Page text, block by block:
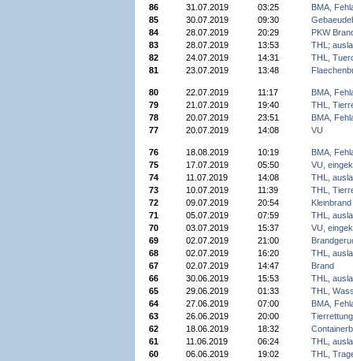
86
31.07.2019 03:25
BMA,
85
30.07.2019 09:30
84
28.07.2019 20:29
PKW
83
28.07.2019 13:53
THL;
82
24.07.2019 14:31
THL,
81
23.07.2019 13:48
80 22.07.2019 11:17
BMA,
79
21.07.2019 19:40
THL,
78
20.07.2019 23:51
BMA,
77
20.07.2019 14:08 VU
76 18.08.2019 10:19
BMA,
75
17.07.2019 05:50
VU,
74
11.07.2019 14:08
THL,
73
10.07.2019 11:39
THL,
72
09.07.2019 20:54
Kleinbrand
71
05.07.2019 07:59
THL,
70
03.07.2019 15:37
VU,
69
02.07.2019 21:00
68
02.07.2019 16:20
THL,
67
02.07.2019 14:47
Brand
66
30.06.2019 15:53
THL,
65
29.06.2019 01:33
THL,
64
27.06.2019 07:00
BMA,
63
26.06.2019 20:00
Tierrettung
62
18.06.2019 18:32
61
11.06.2019 06:24
THL,
60
06.06.2019 19:02
THL,